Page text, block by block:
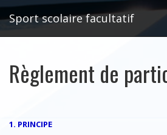
Sport scolaire facultatif
Règlement de
1. PRINCIPE